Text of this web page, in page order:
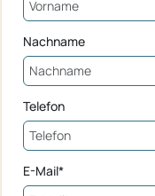
Nachname
Telefon
E-Mail*